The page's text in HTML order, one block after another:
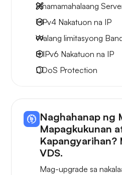
Pinamamahalaang
1 IPv4 Nakatuon na IP
Walang limitasyong
8 IPv6 Nakatuon na IP
DDoS Protection
Naghahanap ng
Mapagkukunan
Kapangyarihan?
VDS.
Mag-upgrade sa